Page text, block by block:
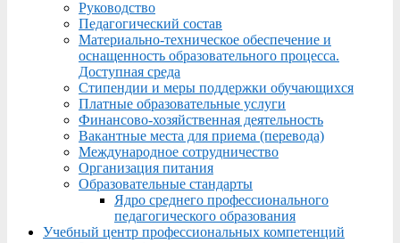
Руководство
Педагогический состав
Материально-техническое обеспечение и
оснащенность образовательного процесса.
Доступная среда
Стипендии и меры поддержки обучающихся
Платные образовательные услуги
Финансово-хозяйственная деятельность
Вакантные места для приема (перевода)
Международное сотрудничество
Организация питания
Образовательные стандарты
Ядро среднего профессионального
педагогического образования
Учебный центр профессиональных компетенций